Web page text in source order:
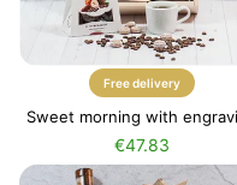
Free delivery
Sweet morning with
€47.83